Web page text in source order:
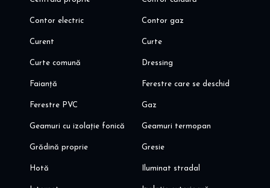
Contor electric Contor gaz
Curent Curte
Curte comună Dressing
Faianță Ferestre care se deschid
Ferestre PVC Gaz
Geamuri cu izolație fonică Geamuri termopan
Grădină proprie Gresie
Hotă Iluminat stradal